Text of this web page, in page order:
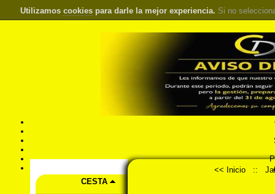
Utilizamos cookies para darle la mejor experiencia. Si no
CESTA
<< Inicio ::